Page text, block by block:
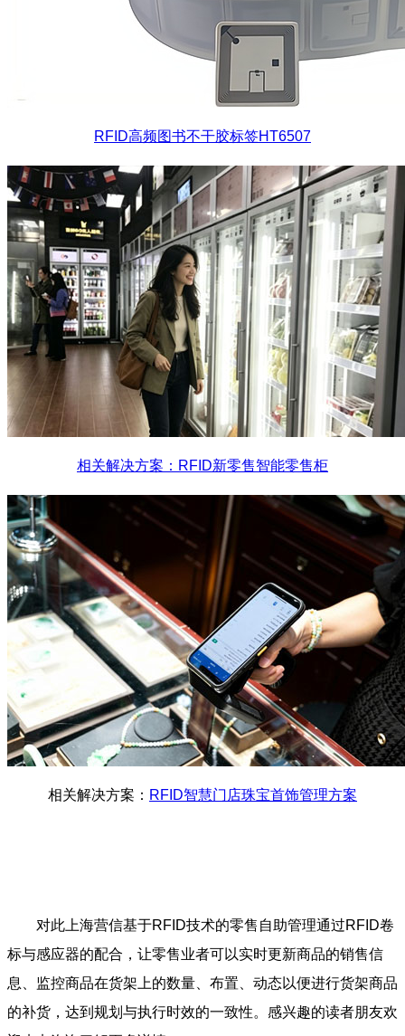
RFID高频图书不干胶标签HT6507
相关解决方案：RFID新零售智能零售柜
相关解决方案： RFID智慧门店珠宝首饰管理方案
对此上海营信基于RFID技术的零售自助管理通过RFID卷
标与感应器的配合，让零售业者可以实时更新商品的销售信
息、监控商品在货架上的数量、布置、动态以便进行货架商品
的补货，达到规划与执行时效的一致性。感兴趣的读者朋友欢